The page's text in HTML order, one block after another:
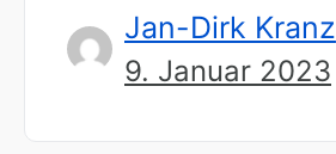
Jan-Dirk Kranz
9. Januar 2023